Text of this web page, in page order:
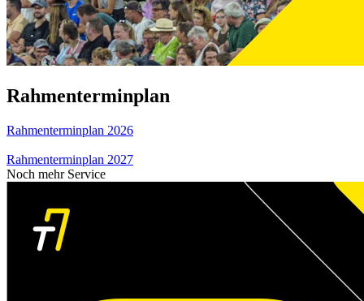
Rahmenterminplan
Rahmenterminplan 2026
Rahmenterminplan 2027
Noch mehr Service